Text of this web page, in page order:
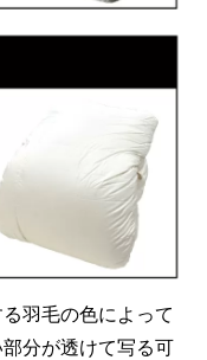
羽毛の色によって
分が透けて写る可